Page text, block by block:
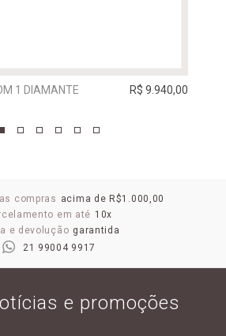
1 DIAMANTE R$ 9.940,00
compras acima de R$1.000,00
em até 10x
e devolução garantida
21 99004 9917
e promoções